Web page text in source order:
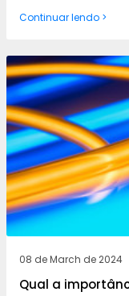
Continuar lendo >
08 de March de 2024
Qual a